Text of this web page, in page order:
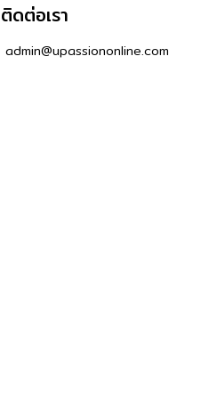
ติดต่อเรา
admin@upassiononline.com